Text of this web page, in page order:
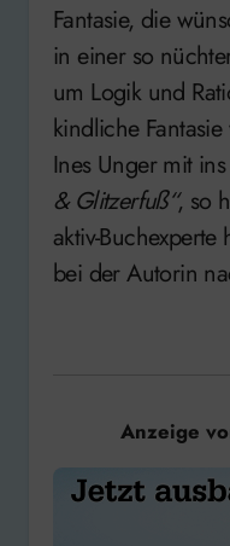
Fantasie, die wünschen wir uns alle. Gerade
in einer so
um Logik und
kindliche
Ines Unger mit
& Glitzerfuß“, so
aktiv-Buchexperte
bei der Autorin
Anzeige